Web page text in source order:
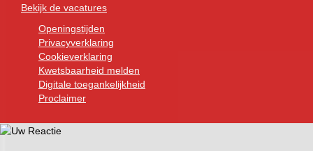
Bekijk de vacatures
Openingstijden
Privacyverklaring
Cookieverklaring
Kwetsbaarheid melden
Digitale toegankelijkheid
Proclaimer